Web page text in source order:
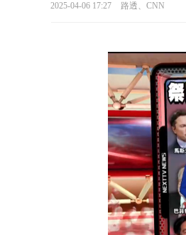
2025-04-06 17:27 路透、CNN